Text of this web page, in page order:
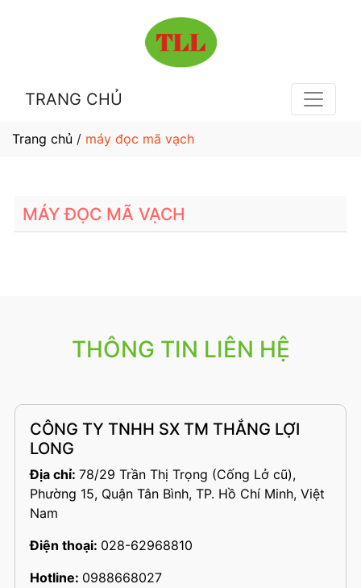
TRANG CHỦ
Trang chủ / máy đọc mã vạch
MÁY ĐỌC MÃ VẠCH
THÔNG TIN LIÊN HỆ
CÔNG TY TNHH SX TM THẮNG LỢI
LONG
Địa chỉ: 78/29 Trần Thị Trọng (Cống Lở cũ),
Phường 15, Quận Tân Bình, TP. Hồ Chí Minh, Việt
Nam
Điện thoại: 028-62968810
Hotline: 0988668027